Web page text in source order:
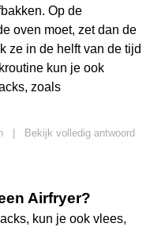
Op de
oven moet, zet dan de
ze in de helft van de tijd
kun je ook
zoals
Bekijk volledig antwoord
Airfryer?
kun je ook vlees,